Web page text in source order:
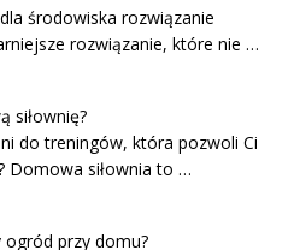
środowiska rozwiązanie
rozwiązanie, które nie …
siłownię?
do treningów, która pozwoli Ci
Domowa siłownia to …
ogród przy domu?